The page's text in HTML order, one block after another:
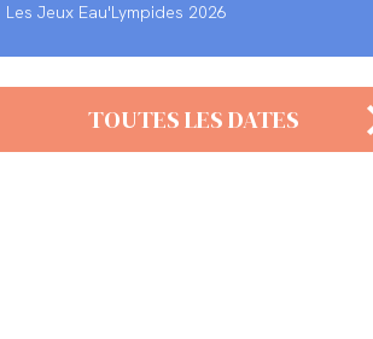
Les Jeux Eau'Lympides 2026
TOUTES LES DATES